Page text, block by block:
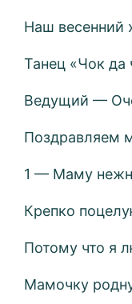
Наш весенний
Танец «Чок да
Ведущий —
Поздравляем
1 — Маму
Крепко
Потому что я
Мамочку